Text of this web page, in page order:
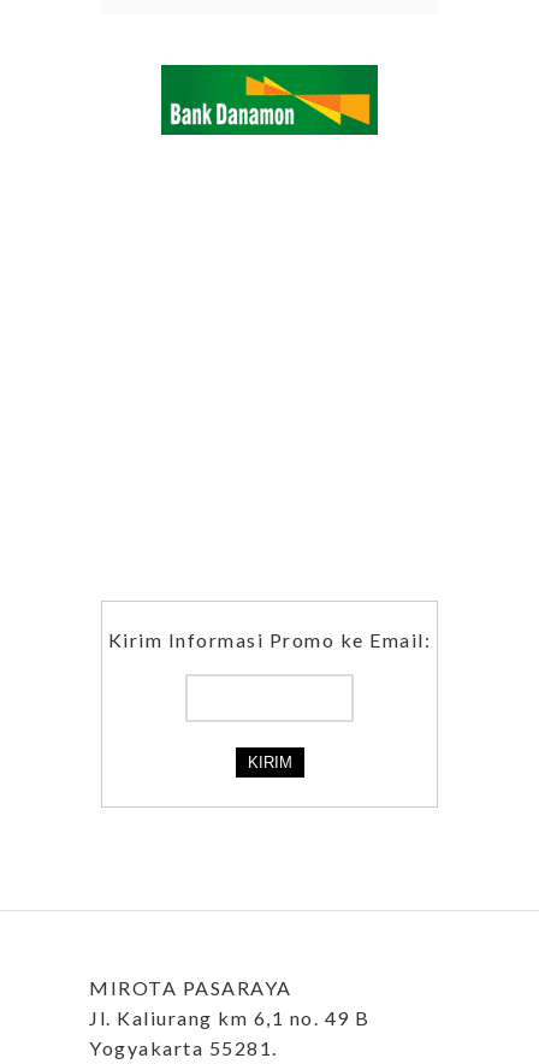
Kirim Informasi Promo ke Email:
MIROTA PASARAYA
Jl. Kaliurang km 6,1 no. 49 B
Yogyakarta 55281.